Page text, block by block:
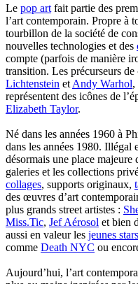
Le pop artfait partie des
l’art contemporain. Propre à
tourbillon de la société de
nouvelles technologies et des
compte (parfois de manière
transition. Les précurseurs
Lichtenstein etAndy Warhol,
représentent des icônes de
Elizabeth Taylor.
Né dans les années 1960 à
dans les années 1980. Illégal
désormais une place majeure
galeries et les collections
collages, supports originaux,
des œuvres d’art
plus grands street artistes :
Miss.Tic, Jef Aérosol et bien
aussi en valeur les jeunes
comme Death NYC ou
Aujourd’hui, l’art